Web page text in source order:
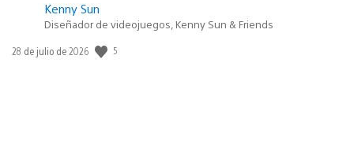
Kenny Sun
Diseñador de videojuegos, Kenny Sun & Friends
Fecha
28 de julio de 2026 5